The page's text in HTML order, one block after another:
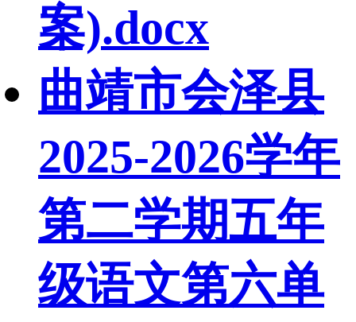
案).docx
曲靖市会泽县
2025-2026学年
第二学期五年
级语文第六单